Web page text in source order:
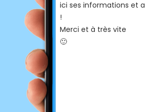
ici ses informations et
!
Merci et à très vite
🙂